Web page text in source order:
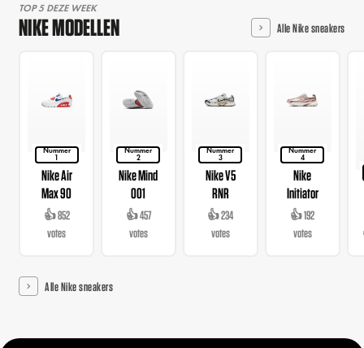
TOP 5 DEZE WEEK
NIKE MODELLEN Alle Nike sneakers
Nummer
1
Nike Air
Max 90
👍 852
votes
Nummer
2
Nike Mind
001
👍 457
votes
Nummer
3
Nike V5
RNR
👍 234
votes
Nummer
4
Nike
Initiator
👍 192
votes
Alle Nike sneakers